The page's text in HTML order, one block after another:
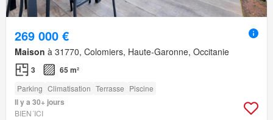
269 000 €
Maison à 31770, Colomiers, Haute-Garonne, Occitanie
3 65 m²
Parking Climatisation Terrasse Piscine
Il y a 30+ jours
BIEN´ICI